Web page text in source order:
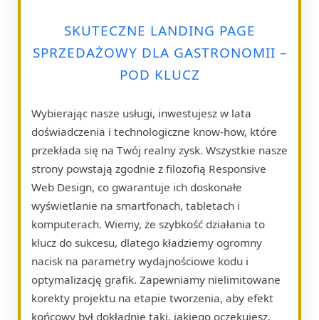
SKUTECZNE LANDING PAGE
SPRZEDAŻOWY DLA GASTRONOMII –
POD KLUCZ
Wybierając nasze usługi, inwestujesz w lata
doświadczenia i technologiczne know-how, które
przekłada się na Twój realny zysk. Wszystkie nasze
strony powstają zgodnie z filozofią Responsive
Web Design, co gwarantuje ich doskonałe
wyświetlanie na smartfonach, tabletach i
komputerach. Wiemy, że szybkość działania to
klucz do sukcesu, dlatego kładziemy ogromny
nacisk na parametry wydajnościowe kodu i
optymalizację grafik. Zapewniamy nielimitowane
korekty projektu na etapie tworzenia, aby efekt
końcowy był dokładnie taki, jakiego oczekujesz.